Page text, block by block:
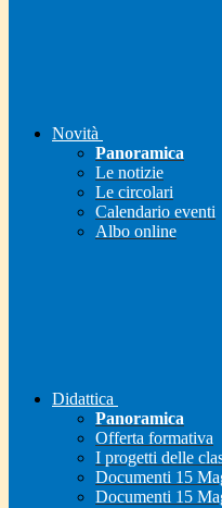
Novità
Panoramica
Le notizie
Le circolari
Calendario eventi
Albo online
Didattica
Panoramica
Offerta formativa
I progetti delle
Documenti 15
Documenti 15